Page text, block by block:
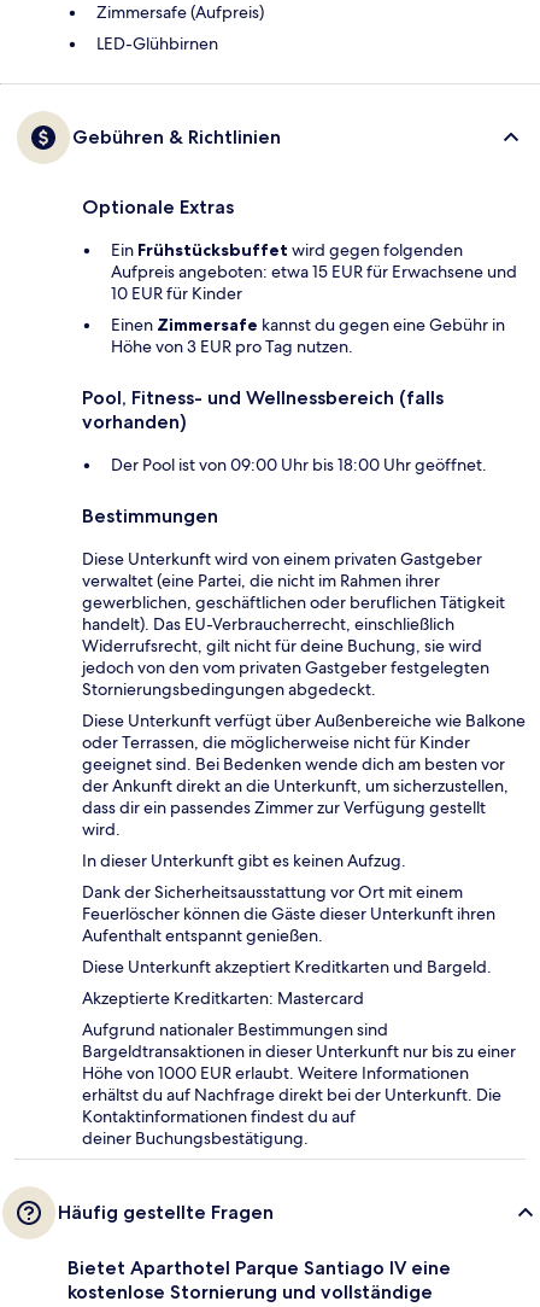
Zimmersafe (Aufpreis)
LED-Glühbirnen
Gebühren & Richtlinien
Optionale Extras
Ein Frühstücksbuffet wird gegen folgenden
Aufpreis angeboten: etwa 15 EUR für Erwachsene und
10 EUR für Kinder
Einen Zimmersafe kannst du gegen eine Gebühr in
Höhe von 3 EUR pro Tag nutzen.
Pool, Fitness- und Wellnessbereich (falls
vorhanden)
Der Pool ist von 09:00 Uhr bis 18:00 Uhr geöffnet.
Bestimmungen
Diese Unterkunft wird von einem privaten Gastgeber
verwaltet (eine Partei, die nicht im Rahmen ihrer
gewerblichen, geschäftlichen oder beruflichen Tätigkeit
handelt). Das EU-Verbraucherrecht, einschließlich
Widerrufsrecht, gilt nicht für deine Buchung, sie wird
jedoch von den vom privaten Gastgeber festgelegten
Stornierungsbedingungen abgedeckt.
Diese Unterkunft verfügt über Außenbereiche wie Balkone
oder Terrassen, die möglicherweise nicht für Kinder
geeignet sind. Bei Bedenken wende dich am besten vor
der Ankunft direkt an die Unterkunft, um sicherzustellen,
dass dir ein passendes Zimmer zur Verfügung gestellt
wird.
In dieser Unterkunft gibt es keinen Aufzug.
Dank der Sicherheitsausstattung vor Ort mit einem
Feuerlöscher können die Gäste dieser Unterkunft ihren
Aufenthalt entspannt genießen.
Diese Unterkunft akzeptiert Kreditkarten und Bargeld.
Akzeptierte Kreditkarten: Mastercard
Aufgrund nationaler Bestimmungen sind
Bargeldtransaktionen in dieser Unterkunft nur bis zu einer
Höhe von 1000 EUR erlaubt. Weitere Informationen
erhältst du auf Nachfrage direkt bei der Unterkunft. Die
Kontaktinformationen findest du auf
deiner Buchungsbestätigung.
Häufig gestellte Fragen
Bietet Aparthotel Parque Santiago IV eine
kostenlose Stornierung und vollständige